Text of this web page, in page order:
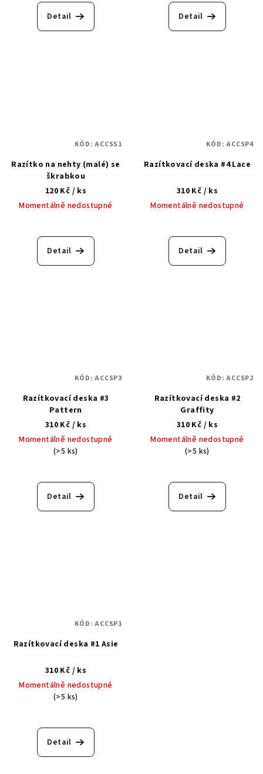
Detail Detail
Razítko na nehty (malé) se
škrabkou
120 Kč / ks
Momentálně nedostupné
Detail
KÓD:ACCSS1
Razítkovací deska #4 Lace
310 Kč / ks
Momentálně nedostupné
hodnocení
produktu
Detail
KÓD:ACCSP4
Razítkovací deska #3
Pattern
310 Kč / ks
Momentálně nedostupné
(>5 ks)
hodnocení
produktu
Detail
KÓD:ACCSP3
Razítkovací deska #2
Graffity
310 Kč / ks
Momentálně nedostupné
(>5 ks)
Detail
KÓD:ACCSP2
Razítkovací deska #1 Asie
310 Kč / ks
Momentálně nedostupné
(>5 ks)
hodnocení
produktu
Detail
KÓD:ACCSP1